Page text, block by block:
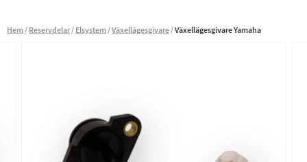
Hem Reservdelar Elsystem Växellägesgivare Växellägesgivare Yamaha